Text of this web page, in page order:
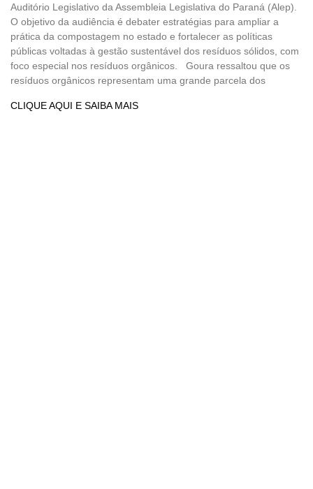
Auditório Legislativo da Assembleia Legislativa do Paraná (Alep).
O objetivo da audiência é debater estratégias para ampliar a
prática da compostagem no estado e fortalecer as políticas
públicas voltadas à gestão sustentável dos resíduos sólidos, com
foco especial nos resíduos orgânicos. Goura ressaltou que os
resíduos orgânicos representam uma grande parcela dos
CLIQUE AQUI E SAIBA MAIS